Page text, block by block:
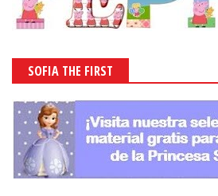
SOFIA THE FIRST